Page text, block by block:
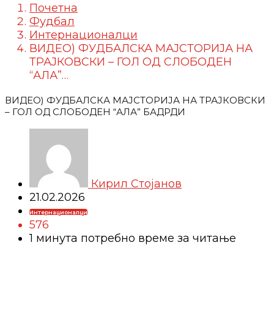
Почетна
Фудбал
Интернационалци
ВИДЕО) ФУДБАЛСКА МАЈСТОРИJА НА
ТРАЈКОВСКИ – ГОЛ ОД СЛОБОДЕН
“АЛА”…
ВИДЕО) ФУДБАЛСКА МАЈСТОРИJА НА ТРАЈКОВСКИ
– ГОЛ ОД СЛОБОДЕН “АЛА” БАДРДИ
Кирил Стојанов
21.02.2026
Интернационалци
576
1 минутa потребно време за читање